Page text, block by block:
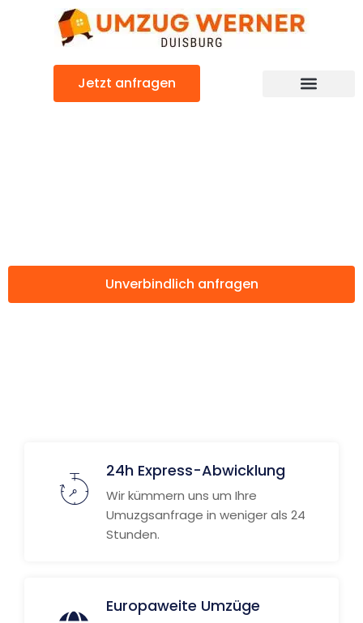
Jetzt anfragen
Unverbindlich anfragen
24h Express-Abwicklung
Wir kümmern uns um Ihre
Umuzgsanfrage in weniger als 24
Stunden.
Europaweite Umzüge